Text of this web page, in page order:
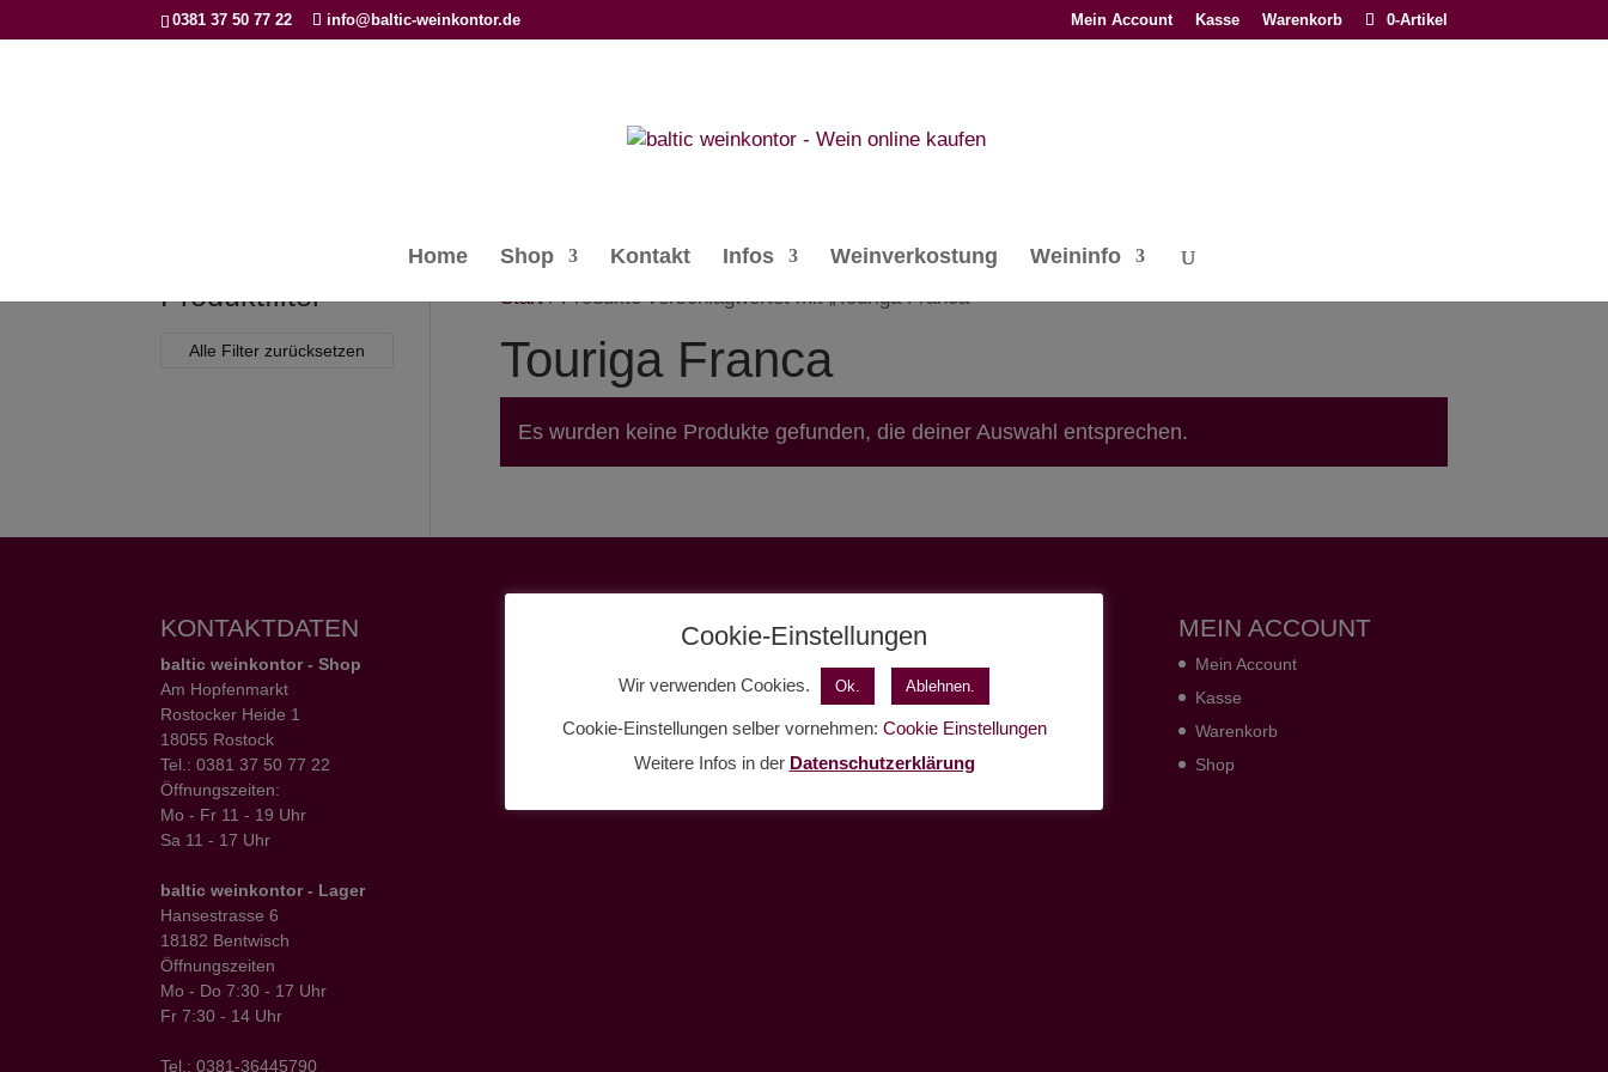
0381 37 50 77 22 info@baltic-weinkontor.de Mein Account Kasse Warenkorb 0-Artikel
Home Shop Kontakt Infos Weinverkostung Weininfo
Start/ Produkte verschlagwortet mit „Touriga Franca“
Touriga Franca
Es wurden keine Produkte gefunden, die deiner Auswahl entsprechen.
Produktfilter
Alle Filter zurücksetzen
KONTAKTDATEN
baltic weinkontor - Shop
Am Hopfenmarkt
Rostocker Heide 1
18055 Rostock
Tel.: 0381 37 50 77 22
Öffnungszeiten:
Mo - Fr 11 - 19 Uhr
Sa 11 - 17 Uhr
baltic weinkontor - Lager
Hansestrasse 6
18182 Bentwisch
Öffnungszeiten
Mo - Do 7:30 - 17 Uhr
Fr 7:30 - 14 Uhr
Tel.: 0381-36445790
MEIN ACCOUNT
Mein Account
Kasse
Warenkorb
Shop
Cookie-Einstellungen
Wir verwenden Cookies. Ok. Ablehnen.
Cookie-Einstellungen selber vornehmen: Cookie Einstellungen
Weitere Infos in der Datenschutzerklärung